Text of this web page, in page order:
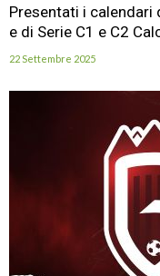
Presentati i calendari
e di Serie C1 e C2
22 Settembre 2025